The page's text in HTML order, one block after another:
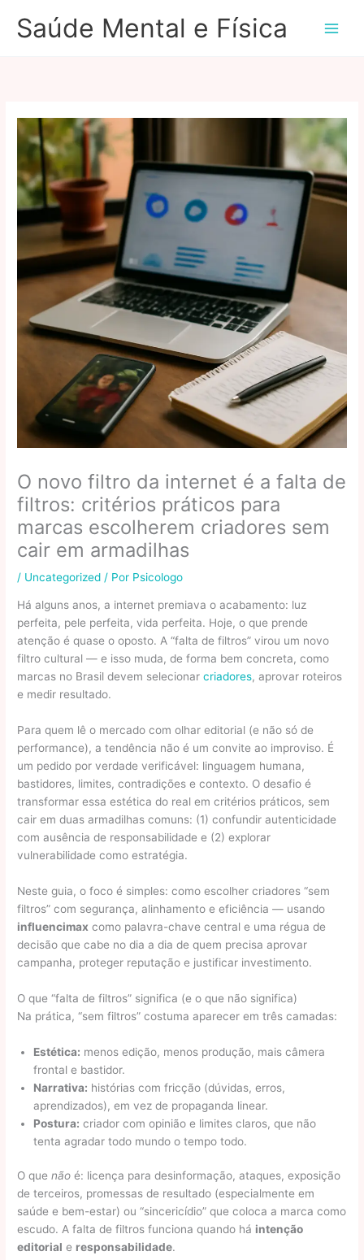
paraSaúde Mental e Física
O novo filtro da internet é a falta de
filtros: critérios práticos para
marcas escolherem criadores sem
cair em armadilhas
/ Uncategorized / Por Psicologo
Há alguns anos, a internet premiava o acabamento: luz
perfeita, pele perfeita, vida perfeita. Hoje, o que prende
atenção é quase o oposto. A “falta de filtros” virou um novo
filtro cultural — e isso muda, de forma bem concreta, como
marcas no Brasil devem selecionarcriadores, aprovar roteiros
e medir resultado.
Para quem lê o mercado com olhar editorial (e não só de
performance), a tendência não é um convite ao improviso. É
um pedido por verdade verificável: linguagem humana,
bastidores, limites, contradições e contexto. O desafio é
transformar essa estética do real em critérios práticos, sem
cair em duas armadilhas comuns: (1) confundir autenticidade
com ausência de responsabilidade e (2) explorar
vulnerabilidade como estratégia.
Neste guia, o foco é simples: como escolher criadores “sem
filtros” com segurança, alinhamento e eficiência — usando
influencimax como palavra-chave central e uma régua de
decisão que cabe no dia a dia de quem precisa aprovar
campanha, proteger reputação e justificar investimento.
O que “falta de filtros” significa (e o que não significa)
Na prática, “sem filtros” costuma aparecer em três camadas:
Estética: menos edição, menos produção, mais câmera
frontal e bastidor.
Narrativa: histórias com fricção (dúvidas, erros,
aprendizados), em vez de propaganda linear.
Postura: criador com opinião e limites claros, que não
tenta agradar todo mundo o tempo todo.
O quenão é: licença para desinformação, ataques, exposição
de terceiros, promessas de resultado (especialmente em
saúde e bem-estar) ou “sincericídio” que coloca a marca como
escudo. A falta de filtros funciona quando há intenção
editorial e responsabilidade.